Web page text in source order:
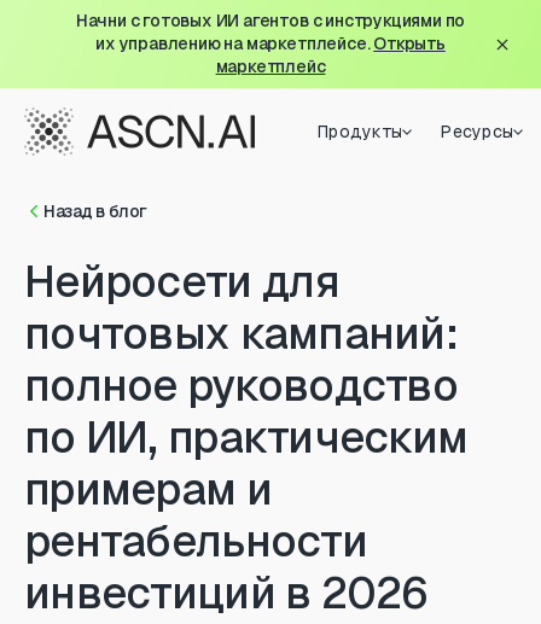
Начни с готовых ИИ агентов с инструкциями по
их управлению на маркетплейсе.Открыть
маркетплейс
Продукты Ресурсы
Назад в блог
Нейросети для
почтовых кампаний:
полное руководство
по ИИ, практическим
примерам и
рентабельности
инвестиций в 2026